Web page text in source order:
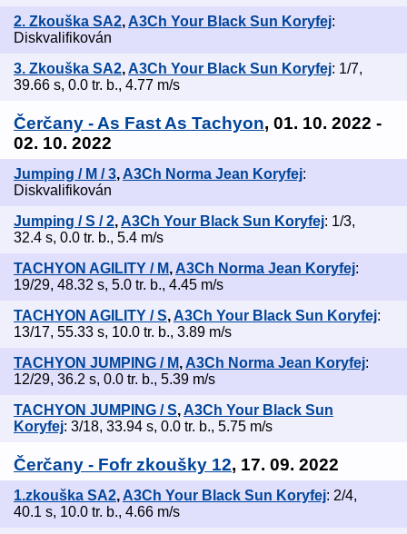
2. Zkouška SA2, A3Ch Your Black Sun Koryfej:
Diskvalifikován
3. Zkouška SA2,A3Ch Your Black Sun Koryfej: 1/7,
39.66 s, 0.0 tr. b., 4.77 m/s
Čerčany - As Fast As Tachyon, 01. 10. 2022 -
02. 10. 2022
Jumping / M / 3, A3Ch Norma Jean Koryfej:
Diskvalifikován
Jumping / S / 2,A3Ch Your Black Sun Koryfej: 1/3,
32.4 s, 0.0 tr. b., 5.4 m/s
TACHYON AGILITY / M, A3Ch Norma Jean Koryfej:
19/29, 48.32 s, 5.0 tr. b., 4.45 m/s
TACHYON AGILITY / S,A3Ch Your Black Sun Koryfej:
13/17, 55.33 s, 10.0 tr. b., 3.89 m/s
TACHYON JUMPING / M, A3Ch Norma Jean Koryfej:
12/29, 36.2 s, 0.0 tr. b., 5.39 m/s
TACHYON JUMPING / S,A3Ch Your Black Sun
Koryfej: 3/18, 33.94 s, 0.0 tr. b., 5.75 m/s
Čerčany - Fofr zkoušky 12, 17. 09. 2022
1.zkouška SA2, A3Ch Your Black Sun Koryfej: 2/4,
40.1 s, 10.0 tr. b., 4.66 m/s